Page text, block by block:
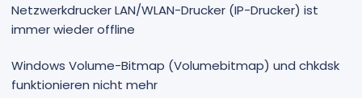
Netzwerkdrucker LAN/WLAN-Drucker (IP-Drucker) ist
immer wieder offline
Windows Volume-Bitmap (Volumebitmap) und chkdsk
funktionieren nicht mehr